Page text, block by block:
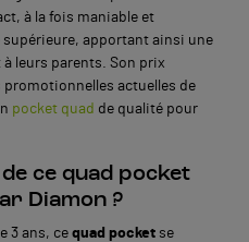
à la fois maniable et
apportant ainsi une
leurs parents. Son prix
actuelles de
pocket quad de qualité pour
ce quad pocket
Diamon ?
3 ans, ce quad pocket se